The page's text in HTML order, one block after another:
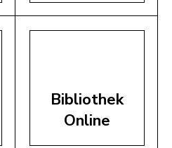
Bibliothek
Online